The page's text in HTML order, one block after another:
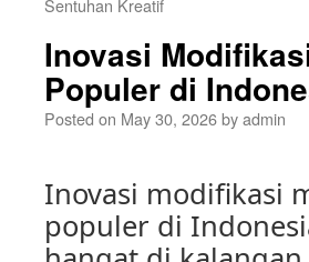
Sentuhan Kreatif
Inovasi
Populer di
Posted on May 30, 2026byadmin
Inovasi modifikasi
populer di